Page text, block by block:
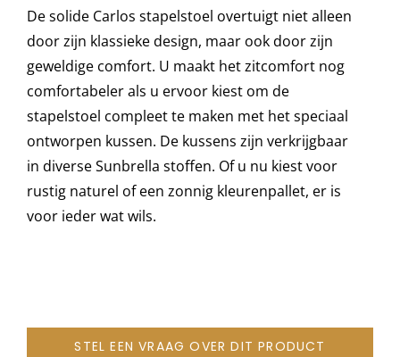
Onze merken
De solide Carlos stapelstoel overtuigt niet alleen
door zijn klassieke design, maar ook door zijn
geweldige comfort. U maakt het zitcomfort nog
comfortabeler als u ervoor kiest om de
stapelstoel compleet te maken met het speciaal
ontworpen kussen. De kussens zijn verkrijgbaar
in diverse Sunbrella stoffen. Of u nu kiest voor
rustig naturel of een zonnig kleurenpallet, er is
voor ieder wat wils.
STEL EEN VRAAG OVER DIT PRODUCT